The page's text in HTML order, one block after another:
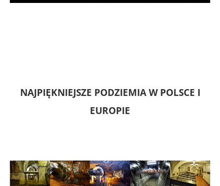
NAJPIĘKNIEJSZE PODZIEMIA W POLSCE I
EUROPIE